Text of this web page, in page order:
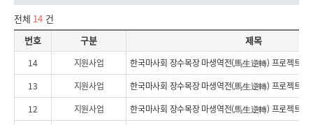
전체 14건
번호,구분,제목,첨부파일,담당부서,등록일자,조회수로 구성된 공지사항 리스트
번호 구분 제목
14 지원사업
한국마사회 장수목장 마생역전(馬生逆轉) 프로젝트 7
13
지원사업
한국마사회 장수목장 마생역전(馬生逆轉) 프로젝트 6
12
지원사업
한국마사회 장수목장 마생역전(馬生逆轉) 프로젝트 5